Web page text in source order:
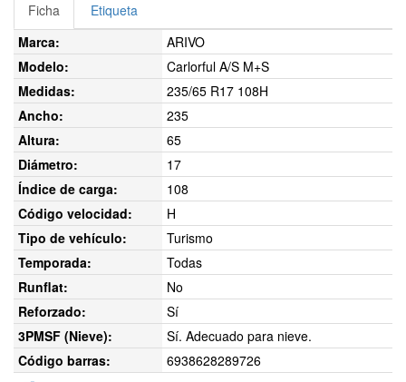
Ficha
Etiqueta
Marca:
ARIVO
Modelo:
Carlorful A/S M+S
Medidas:
235/65 R17 108H
Ancho:
235
Altura:
65
Diámetro:
17
Índice de carga:
108
Código velocidad:
H
Tipo de vehículo:
Turismo
Temporada:
Todas
Runflat:
No
Reforzado:
Sí
3PMSF (Nieve):
Sí. Adecuado para nieve.
Código barras:
6938628289726